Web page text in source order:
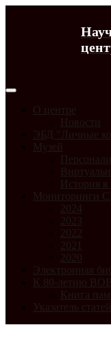
О центре
Новости
ЭБД "Личные
Музей
История в
Мониторинги
2024
2023
2022
2021
2020
Электронная
К 80-летию ВОВ
Книга
Указатель статей